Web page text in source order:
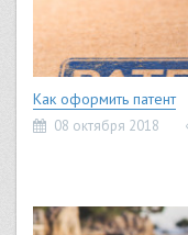
Как оформить патент
08 октября 2018